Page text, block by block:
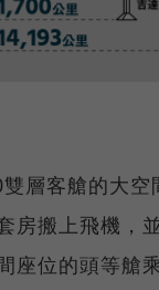
層客艙的大空
房搬上飛機，
座位的頭等艙